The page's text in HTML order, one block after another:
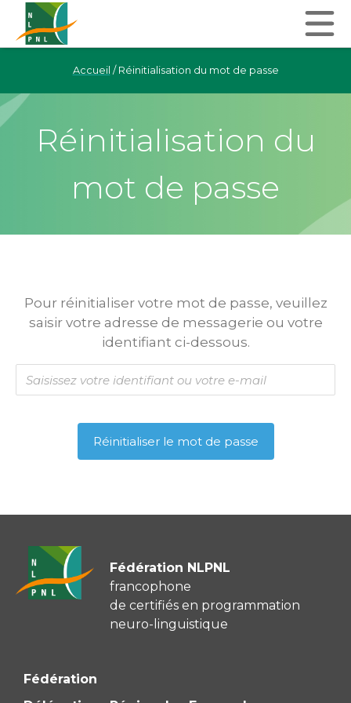
Accueil / Réinitialisation du mot de passe
Réinitialisation du
mot de passe
Pour réinitialiser votre mot de passe, veuillez
saisir votre adresse de messagerie ou votre
identifiant ci-dessous.
Fédération NLPNL
francophone
de certifiés en programmation
neuro-linguistique
Fédération